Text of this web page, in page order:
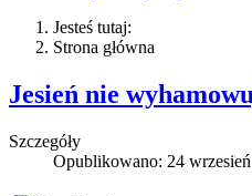
Jesteś tutaj:
Strona główna
Jesień nie
Szczegóły
Opublikowano: 24